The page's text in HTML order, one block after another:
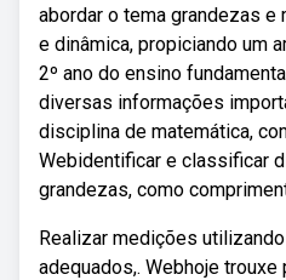
abordar o tema grandezas
e dinâmica, propiciando um
2º ano do ensino
diversas informações
disciplina de matemática,
Webidentificar e classificar
grandezas, como
Realizar medições
adequados,. Webhoje